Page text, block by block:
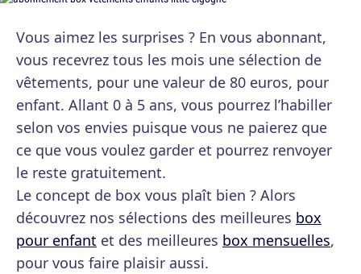
Vous aimez les surprises ? En vous abonnant,
vous recevrez tous les mois une sélection de
vêtements, pour une valeur de 80 euros, pour
enfant. Allant 0 à 5 ans, vous pourrez l’habiller
selon vos envies puisque vous ne paierez que
ce que vous voulez garder et pourrez renvoyer
le reste gratuitement.
Le concept de box vous plaît bien ? Alors
découvrez nos sélections des meilleures box
pour enfant et des meilleures box mensuelles,
pour vous faire plaisir aussi.